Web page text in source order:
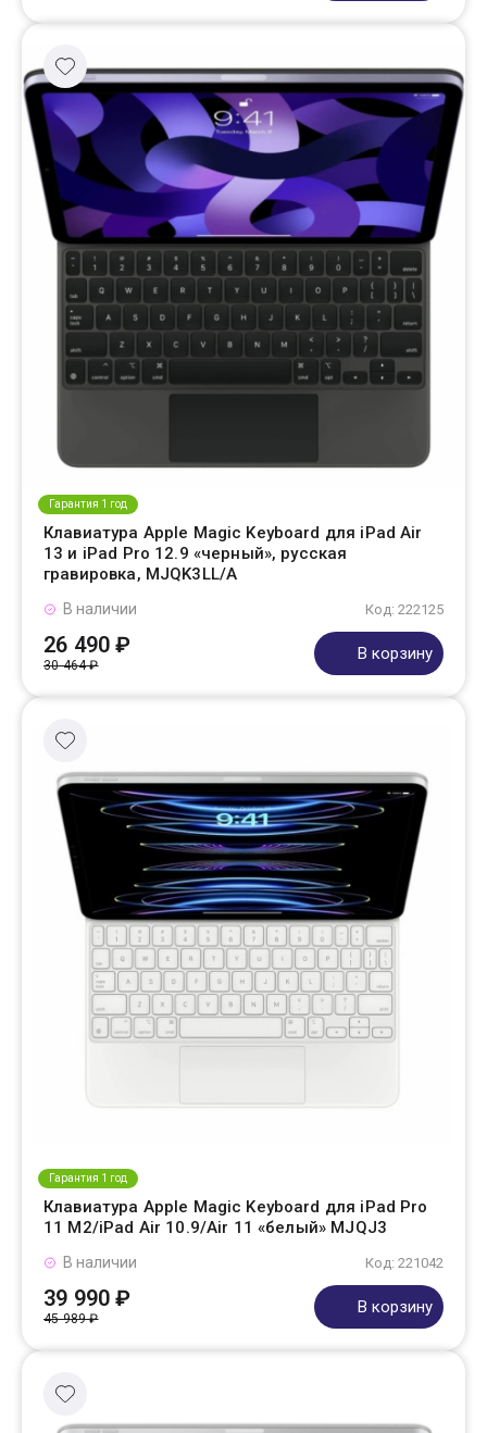
Гарантия 1 год
Клавиатура Apple Magic Keyboard для iPad Air
13 и iPad Pro 12.9 «черный», русская
гравировка, MJQK3LL/A
Код: 222125
В наличии
26 490 ₽
30 464 ₽
В корзину
Гарантия 1 год
Клавиатура Apple Magic Keyboard для iPad Pro
11 M2/iPad Air 10.9/Air 11 «белый» MJQJ3
Код: 221042
В наличии
39 990 ₽
45 989 ₽
В корзину